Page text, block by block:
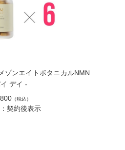
ゾンエイトボタニカルNMN
デイ -
（税込）
契約後表示